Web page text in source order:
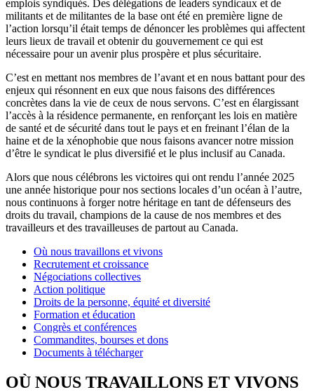
emplois syndiqués. Des délégations de leaders syndicaux et de
militants et de militantes de la base ont été en première ligne de
l’action lorsqu’il était temps de dénoncer les problèmes qui affectent
leurs lieux de travail et obtenir du gouvernement ce qui est
nécessaire pour un avenir plus prospère et plus sécuritaire.
C’est en mettant nos membres de l’avant et en nous battant pour des
enjeux qui résonnent en eux que nous faisons des différences
concrètes dans la vie de ceux de nous servons. C’est en élargissant
l’accès à la résidence permanente, en renforçant les lois en matière
de santé et de sécurité dans tout le pays et en freinant l’élan de la
haine et de la xénophobie que nous faisons avancer notre mission
d’être le syndicat le plus diversifié et le plus inclusif au Canada.
Alors que nous célébrons les victoires qui ont rendu l’année 2025
une année historique pour nos sections locales d’un océan à l’autre,
nous continuons à forger notre héritage en tant de défenseurs des
droits du travail, champions de la cause de nos membres et des
travailleurs et des travailleuses de partout au Canada.
Où nous travaillons et vivons
Recrutement et croissance
Négociations collectives
Action politique
Droits de la personne, équité et diversité
Formation et éducation
Congrès et conférences
Commandites, bourses et dons
Documents à télécharger
OÙ NOUS TRAVAILLONS ET VIVONS